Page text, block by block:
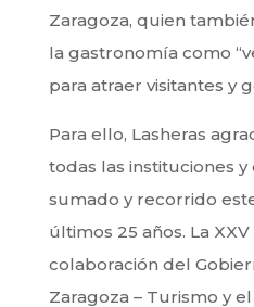
Zaragoza, quien
la gastronomía como
para atraer visitantes y
Para ello, Lasheras
todas las instituciones
sumado y recorrido
últimos 25 años. La
colaboración del
Zaragoza – Turismo y